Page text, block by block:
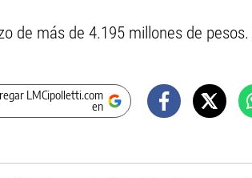
de más de 4.195 millones de
LMCipolletti.com
en